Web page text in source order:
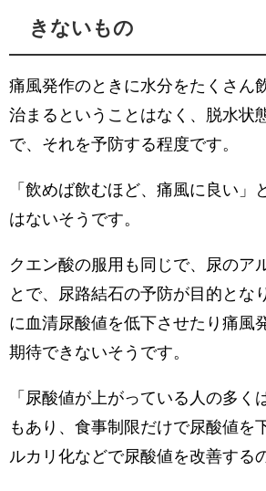
きないもの
痛風発作のときに水分をたくさん
治まるということはなく、脱水状
で、それを予防する程度です。
「飲めば飲むほど、痛風に良い」
はないそうです。
クエン酸の服用も同じで、尿のア
とで、尿路結石の予防が目的とな
に血清尿酸値を低下させたり痛風
期待できないそうです。
「尿酸値が上がっている人の多く
もあり、食事制限だけで尿酸値を
ルカリ化などで尿酸値を改善する